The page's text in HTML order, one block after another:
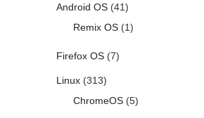
Android OS(41)
Remix OS(1)
Firefox OS(7)
Linux(313)
ChromeOS(5)